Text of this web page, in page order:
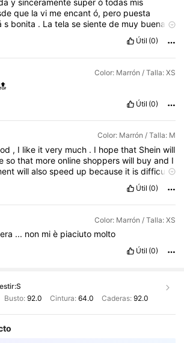
ysinceramentesuperótodas mis
que lavi meencantó, pero puesta
s bonita . Latelasesientede muy buena
Sin
.Estoy
Útil (0)
Color: Marrón / Talla: XS
Útil (0)
Color: Marrón / Talla: M
, I like itvery much . I hopethat Sheinwill
sothat moreonlineshopperswill buyand I
willalsospeed up because it isdifficult
receiving
haveno
fullestandlifemustgoon.AndI,thank
Útil (0)
Color: Marrón / Talla: XS
... non mi è piaciuto molto
Útil (0)
S
Busto:92.0 Cintura: 64.0 Caderas: 92.0